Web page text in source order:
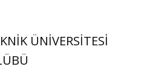
ÜNİVERSİTESİ